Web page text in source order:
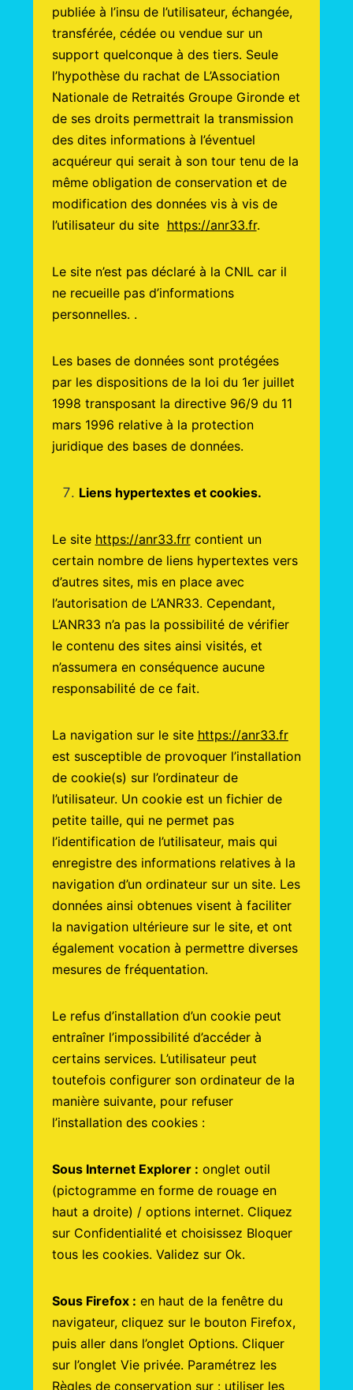
publiée à l’insu de l’utilisateur, échangée,
transférée, cédée ou vendue sur un
support quelconque à des tiers. Seule
l’hypothèse du rachat de L’Association
Nationale de Retraités Groupe Gironde et
de ses droits permettrait la transmission
des dites informations à l’éventuel
acquéreur qui serait à son tour tenu de la
même obligation de conservation et de
modification des données vis à vis de
l’utilisateur du site https://anr33.fr.
Le site n’est pas déclaré à la CNIL car il
ne recueille pas d’informations
personnelles. .
Les bases de données sont protégées
par les dispositions de la loi du 1er juillet
1998 transposant la directive 96/9 du 11
mars 1996 relative à la protection
juridique des bases de données.
Liens hypertextes et cookies.
Le site https://anr33.frrcontient un
certain nombre de liens hypertextes vers
d’autres sites, mis en place avec
l’autorisation de L’ANR33. Cependant,
L’ANR33 n’a pas la possibilité de vérifier
le contenu des sites ainsi visités, et
n’assumera en conséquence aucune
responsabilité de ce fait.
La navigation sur le site https://anr33.fr
est susceptible de provoquer l’installation
de cookie(s) sur l’ordinateur de
l’utilisateur. Un cookie est un fichier de
petite taille, qui ne permet pas
l’identification de l’utilisateur, mais qui
enregistre des informations relatives à la
navigation d’un ordinateur sur un site. Les
données ainsi obtenues visent à faciliter
la navigation ultérieure sur le site, et ont
également vocation à permettre diverses
mesures de fréquentation.
Le refus d’installation d’un cookie peut
entraîner l’impossibilité d’accéder à
certains services. L’utilisateur peut
toutefois configurer son ordinateur de la
manière suivante, pour refuser
l’installation des cookies :
Sous Internet Explorer : onglet outil
(pictogramme en forme de rouage en
haut a droite) / options internet. Cliquez
sur Confidentialité et choisissez Bloquer
tous les cookies. Validez sur Ok.
Sous Firefox : en haut de la fenêtre du
navigateur, cliquez sur le bouton Firefox,
puis aller dans l’onglet Options. Cliquer
sur l’onglet Vie privée. Paramétrez les
Règles de conservation sur : utiliser les